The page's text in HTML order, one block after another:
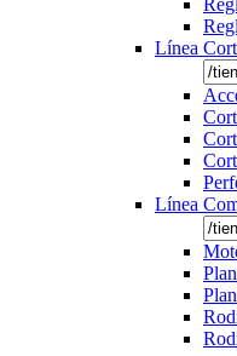
Línea
Línea